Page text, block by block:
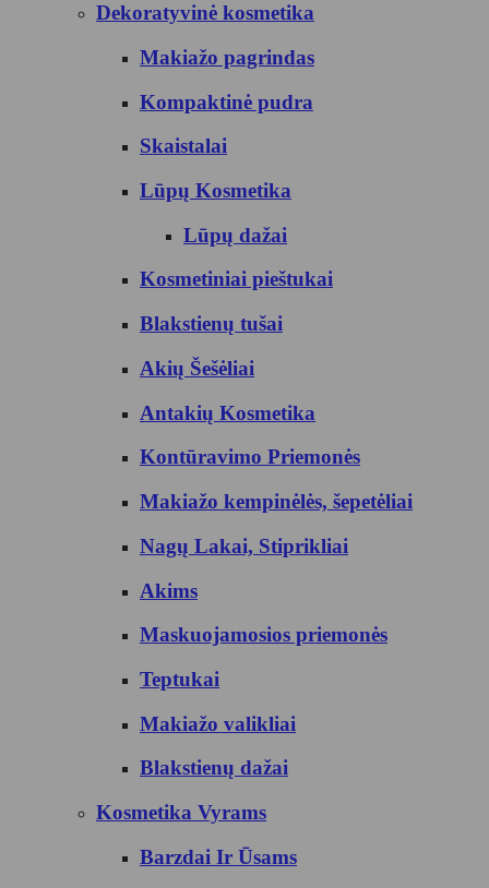
Dekoratyvinė kosmetika
Makiažo pagrindas
Kompaktinė pudra
Skaistalai
Lūpų Kosmetika
Lūpų dažai
Kosmetiniai pieštukai
Blakstienų tušai
Akių Šešėliai
Antakių Kosmetika
Kontūravimo Priemonės
Makiažo kempinėlės, šepetėliai
Nagų Lakai, Stiprikliai
Akims
Maskuojamosios priemonės
Teptukai
Makiažo valikliai
Blakstienų dažai
Kosmetika Vyrams
Barzdai Ir Ūsams